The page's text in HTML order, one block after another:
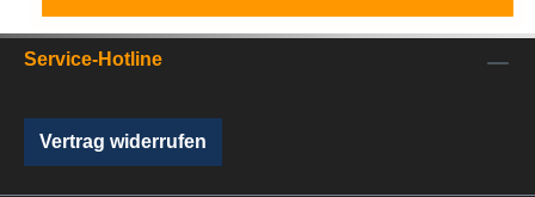
Service-Hotline
Vertrag widerrufen